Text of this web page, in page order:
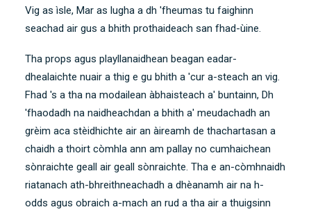
Vig as ìsle, Mar as lugha a dh 'fheumas tu faighinn
seachad air gus a bhith prothaideach san fhad-ùine.
Tha props agus playllanaidhean beagan eadar-
dhealaichte nuair a thig e gu bhith a 'cur a-steach an vig.
Fhad 's a tha na modailean àbhaisteach a' buntainn, Dh
'fhaodadh na naidheachdan a bhith a' meudachadh an
grèim aca stèidhichte air an àireamh de thachartasan a
chaidh a thoirt còmhla ann am pallay no cumhaichean
sònraichte geall air geall sònraichte. Tha e an-còmhnaidh
riatanach ath-bhreithneachadh a dhèanamh air na h-
odds agus obraich a-mach an rud a tha air a thuigsinn